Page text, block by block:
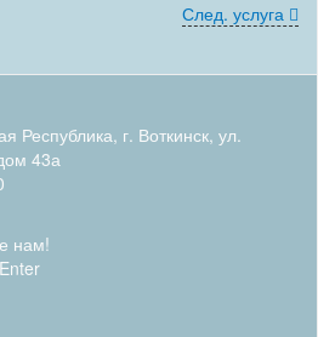
След. услуга
Республика, г. Воткинск, ул.
43а
нам!